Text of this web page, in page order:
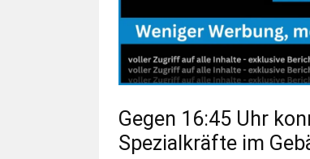
Gegen 16:45 Uhr
Spezialkräfte im